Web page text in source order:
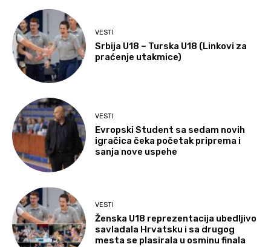
VESTI
Srbija U18 – Turska U18 (Linkovi za
praćenje utakmice)
VESTI
Evropski Student sa sedam novih
igračica čeka početak priprema i
sanja nove uspehe
VESTI
Ženska U18 reprezentacija ubedljivo
savladala Hrvatsku i sa drugog
mesta se plasirala u osminu finala